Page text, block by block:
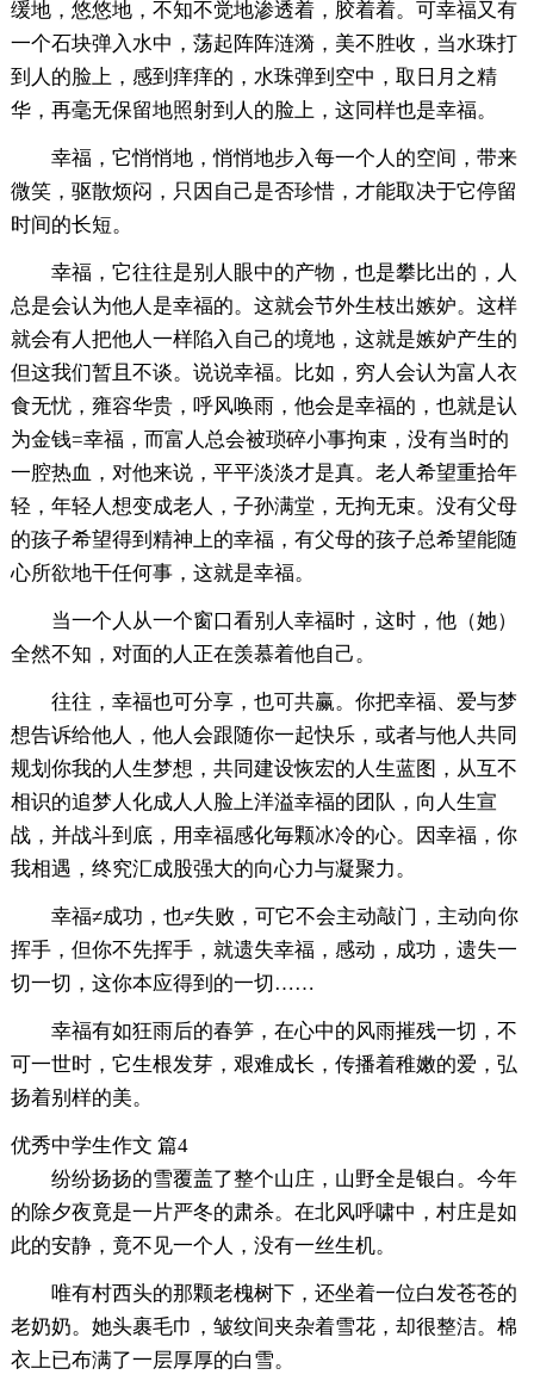
缓地，悠悠地，不知不觉地渗透着，胶着着。可幸福又有
一个石块弹入水中，荡起阵阵涟漪，美不胜收，当水珠打
到人的脸上，感到痒痒的，水珠弹到空中，取日月之精
华，再毫无保留地照射到人的脸上，这同样也是幸福。
幸福，它悄悄地，悄悄地步入每一个人的空间，带来
微笑，驱散烦闷，只因自己是否珍惜，才能取决于它停留
时间的长短。
幸福，它往往是别人眼中的产物，也是攀比出的，人
总是会认为他人是幸福的。这就会节外生枝出嫉妒。这样
就会有人把他人一样陷入自己的境地，这就是嫉妒产生的
但这我们暂且不谈。说说幸福。比如，穷人会认为富人衣
食无忧，雍容华贵，呼风唤雨，他会是幸福的，也就是认
为金钱=幸福，而富人总会被琐碎小事拘束，没有当时的
一腔热血，对他来说，平平淡淡才是真。老人希望重拾年
轻，年轻人想变成老人，子孙满堂，无拘无束。没有父母
的孩子希望得到精神上的幸福，有父母的孩子总希望能随
心所欲地干任何事，这就是幸福。
当一个人从一个窗口看别人幸福时，这时，他（她）
全然不知，对面的人正在羡慕着他自己。
往往，幸福也可分享，也可共赢。你把幸福、爱与梦
想告诉给他人，他人会跟随你一起快乐，或者与他人共同
规划你我的人生梦想，共同建设恢宏的人生蓝图，从互不
相识的追梦人化成人人脸上洋溢幸福的团队，向人生宣
战，并战斗到底，用幸福感化毎颗冰冷的心。因幸福，你
我相遇，终究汇成股强大的向心力与凝聚力。
幸福≠成功，也≠失败，可它不会主动敲门，主动向你
挥手，但你不先挥手，就遗失幸福，感动，成功，遗失一
切一切，这你本应得到的一切……
幸福有如狂雨后的春笋，在心中的风雨摧残一切，不
可一世时，它生根发芽，艰难成长，传播着稚嫩的爱，弘
扬着别样的美。
优秀中学生作文 篇4
纷纷扬扬的雪覆盖了整个山庄，山野全是银白。今年
的除夕夜竟是一片严冬的肃杀。在北风呼啸中，村庄是如
此的安静，竟不见一个人，没有一丝生机。
唯有村西头的那颗老槐树下，还坐着一位白发苍苍的
老奶奶。她头裹毛巾，皱纹间夹杂着雪花，却很整洁。棉
衣上已布满了一层厚厚的白雪。